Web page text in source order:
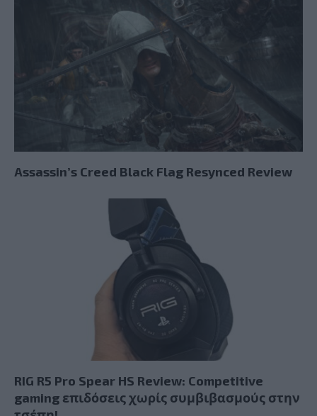
Assassin’s Creed Black Flag Resynced Review
RIG R5 Pro Spear HS Review: Competitive
gaming επιδόσεις χωρίς συμβιβασμούς στην